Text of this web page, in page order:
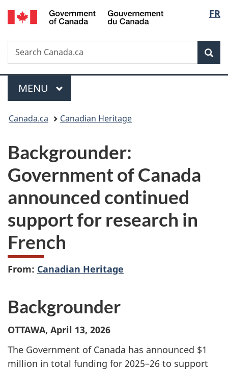
Skip
to
Skip
to
Switch
to
FR
Search
Search
Canada.ca
Menu
MAIN
MENU
You
here:
Canada.ca Canadian Heritage
Backgrounder:
Government of Canada
announced continued
support for research in
French
From: Canadian Heritage
Backgrounder
OTTAWA, April 13, 2026
The Government of Canada has announced $1
million in total funding for 2025–26 to support